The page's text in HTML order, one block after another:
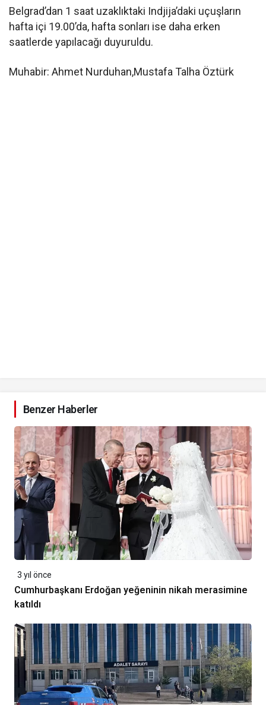
Belgrad’dan 1 saat uzaklıktaki Indjija’daki uçuşların
hafta içi 19.00’da, hafta sonları ise daha erken
saatlerde yapılacağı duyuruldu.
Muhabir: Ahmet Nurduhan,Mustafa Talha Öztürk
Benzer Haberler
3 yıl önce
Cumhurbaşkanı Erdoğan yeğeninin nikah merasimine
katıldı